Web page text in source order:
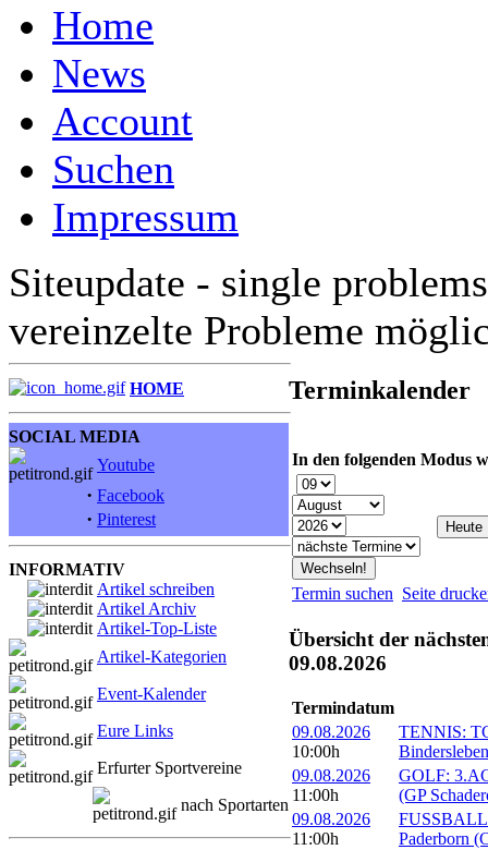
Home
News
Account
Suchen
Impressum
Siteupdate - single
vereinzelte Probleme
HOME
SOCIAL MEDIA
Youtube
· Facebook
· Pinterest
INFORMATIV
Artikel schreiben
Artikel Archiv
Artikel-Top-Liste
Artikel-Kategorien
Event-Kalender
Eure Links
Erfurter Sportvereine
nach Sportarten
Terminkalender
In den folgenden Modus
Termin suchen Seite
Übersicht der
09.08.2026
Termindatum
09.08.2026
10:00h
TENNIS:
09.08.2026
11:00h
GOLF:
(GP
09.08.2026
11:00h
Paderborn